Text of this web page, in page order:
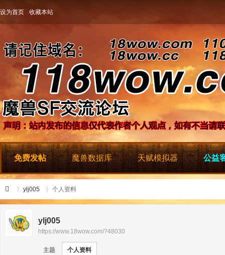
设为首页 收藏本站
免费发帖 魔兽数据库 天赋模拟器 公益
ylj005
›
个人资料
ylj005
https://www.18wow.com/?48030
主题 个人资料